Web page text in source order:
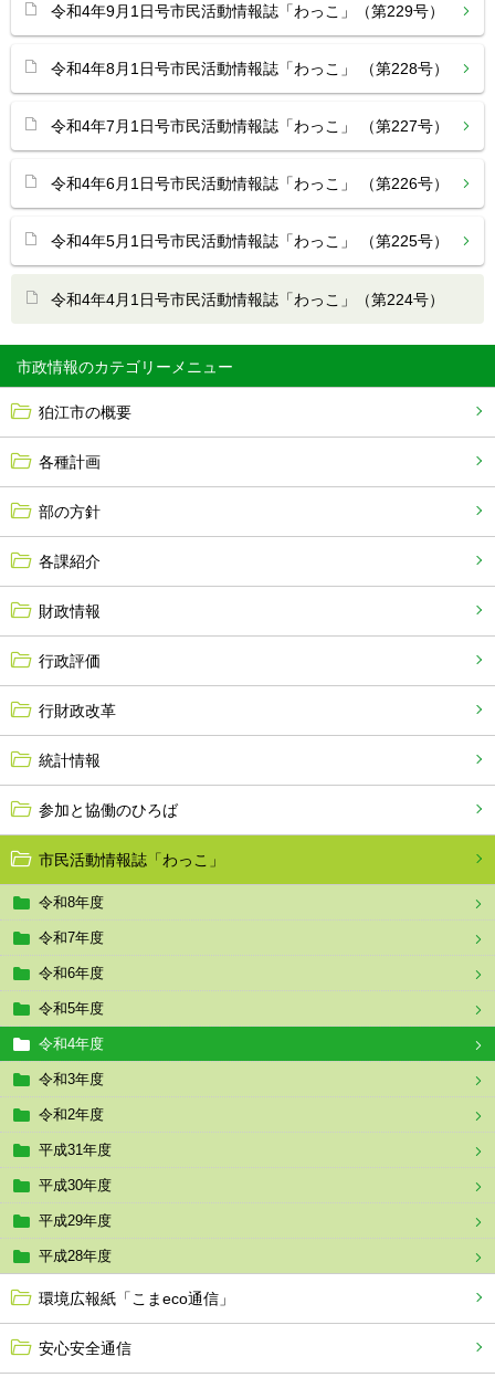
市政情報
狛江市の概要
各種計画
部の方針
各課紹介
財政情報
行政評価
行財政改革
統計情報
参加と協働のひろば
市民活動情報誌「わっこ」
令和8年度
令和7年度
令和6年度
令和5年度
令和4年度
令和3年度
令和2年度
平成31年度
平成30年度
平成29年度
平成28年度
環境広報紙「こまeco通信」
安心安全通信
令和4年9月1日号市民活動情報誌「わっこ」（第229号）
令和4年8月1日号市民活動情報誌「わっこ」 （第228号）
令和4年7月1日号市民活動情報誌「わっこ」 （第227号）
令和4年6月1日号市民活動情報誌「わっこ」 （第226号）
令和4年5月1日号市民活動情報誌「わっこ」 （第225号）
令和4年4月1日号市民活動情報誌「わっこ」（第224号）